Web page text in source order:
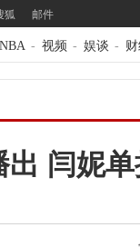
狐 邮件
NBA - 视频 - 娱谈 -
出 闫妮